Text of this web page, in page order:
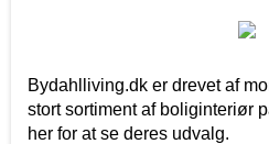
Bydahlliving.dk er drevet af
stort sortiment af boliginteriør
her for at se deres udvalg.